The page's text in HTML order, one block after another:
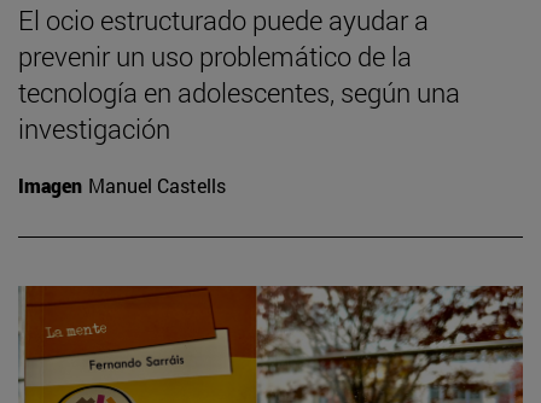
El ocio estructurado puede ayudar a
prevenir un uso problemático de la
tecnología en adolescentes, según una
investigación
Imagen Manuel Castells